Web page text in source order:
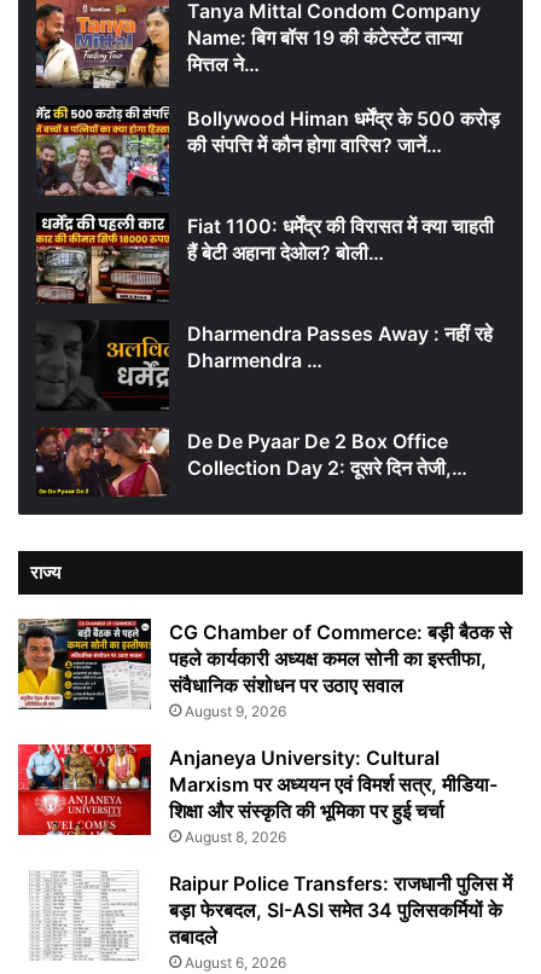
Tanya Mittal Condom Company
Name: बिग बॉस 19 की कंटेस्टेंट तान्या
मित्तल ने…
Bollywood Himan धर्मेंद्र के 500 करोड़
की संपत्ति में कौन होगा वारिस? जानें…
Fiat 1100: धर्मेंद्र की विरासत में क्या चाहती
हैं बेटी अहाना देओल? बोली…
Dharmendra Passes Away : नहीं रहे
Dharmendra …
De De Pyaar De 2 Box Office
Collection Day 2: दूसरे दिन तेजी,…
राज्य
CG Chamber of Commerce: बड़ी बैठक से
पहले कार्यकारी अध्यक्ष कमल सोनी का इस्तीफा,
संवैधानिक संशोधन पर उठाए सवाल
August 9, 2026
Anjaneya University: Cultural
Marxism पर अध्ययन एवं विमर्श सत्र, मीडिया-
शिक्षा और संस्कृति की भूमिका पर हुई चर्चा
August 8, 2026
Raipur Police Transfers: राजधानी पुलिस में
बड़ा फेरबदल, SI-ASI समेत 34 पुलिसकर्मियों के
तबादले
August 6, 2026